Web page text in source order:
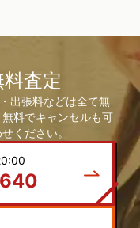
査定
出張料などは全て無
料でキャンセルも可
ください。